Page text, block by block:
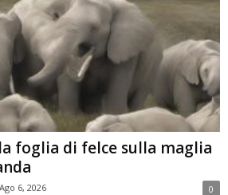
foglia di felce sulla maglia
Ago 6, 2026 0